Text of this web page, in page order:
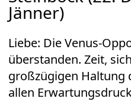
Jänner)
Liebe: Die Venus-
überstanden. Zeit,
großzügigen Haltung
allen